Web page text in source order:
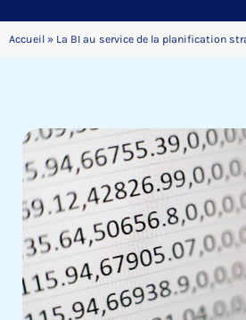
Accueil » La BI au service de la planification